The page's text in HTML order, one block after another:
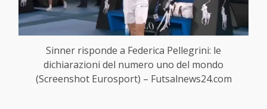
Sinner risponde a Federica Pellegrini: le
dichiarazioni del numero uno del mondo
(Screenshot Eurosport) – Futsalnews24.com